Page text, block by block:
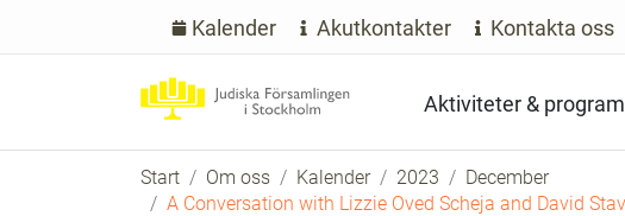
Kalender Akutkontakter Kontakta oss
Aktiviteter & program
Start Om oss Kalender 2023
December
A Conversation with Lizzie Oved Scheja and David